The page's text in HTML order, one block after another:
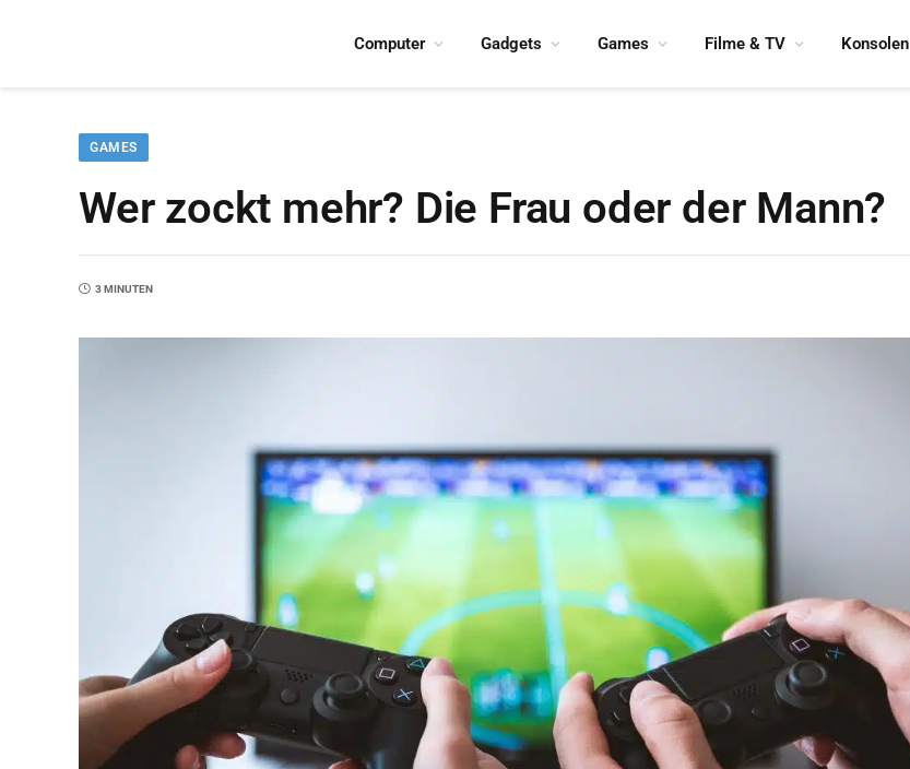
Computer Gadgets Games Filme & TV Konsolen
GAMES
Wer zockt mehr? Die Frau oder der Mann?
3 MINUTEN